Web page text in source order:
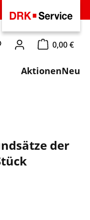
hast 0 Produkte auf
0,00 €
Warenkorb
AktionenNeu
der